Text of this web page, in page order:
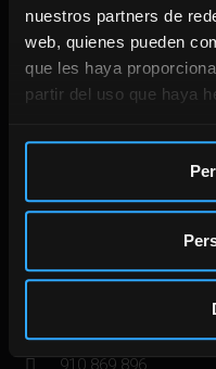
nuestros partners de
web, quienes pueden
que les haya
partir del uso que haya
DIRECCIÓN
Calle Doctor Gómez
910 869 896
CENTRO
Calle Don Ramón de
910 869 896